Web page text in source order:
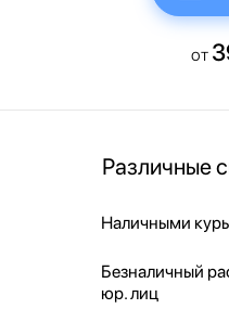
от
Различные
Наличными
Безналичный
юр. лиц